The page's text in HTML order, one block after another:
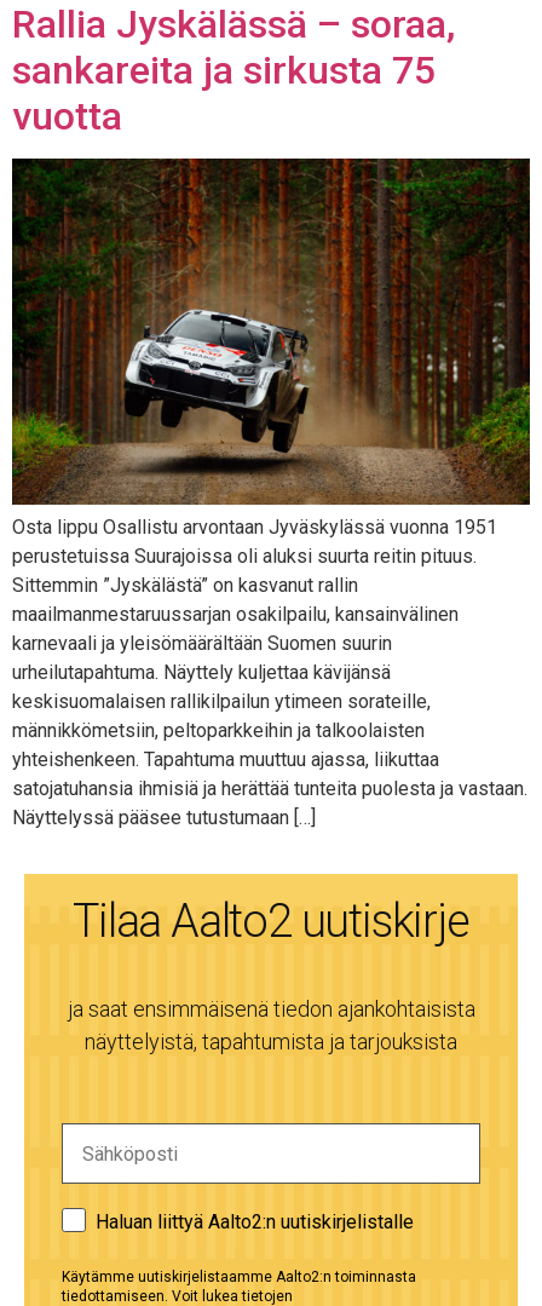
Rallia Jyskälässä – soraa,
sankareita ja sirkusta 75
vuotta
Osta lippu Osallistu arvontaan Jyväskylässä vuonna 1951
perustetuissa Suurajoissa oli aluksi suurta reitin pituus.
Sittemmin ”Jyskälästä” on kasvanut rallin
maailmanmestaruussarjan osakilpailu, kansainvälinen
karnevaali ja yleisömäärältään Suomen suurin
urheilutapahtuma. Näyttely kuljettaa kävijänsä
keskisuomalaisen rallikilpailun ytimeen sorateille,
männikkömetsiin, peltoparkkeihin ja talkoolaisten
yhteishenkeen. Tapahtuma muuttuu ajassa, liikuttaa
satojatuhansia ihmisiä ja herättää tunteita puolesta ja vastaan.
Näyttelyssä pääsee tutustumaan […]
Tilaa Aalto2 uutiskirje
ja saat ensimmäisenä tiedon ajankohtaisista
näyttelyistä, tapahtumista ja tarjouksista
Haluan liittyä Aalto2:n uutiskirjelistalle
Käytämme uutiskirjelistaamme Aalto2:n toiminnasta
tiedottamiseen. Voit lukea tietojen